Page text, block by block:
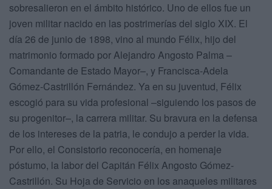
sobresalieron en el ámbito histórico. Uno de ellos fue un
joven militar nacido en las postrimerías del siglo XIX. El
día 26 de junio de 1898, vino al mundo Félix, hijo del
matrimonio formado por Alejandro Angosto Palma –
Comandante de Estado Mayor–, y Francisca-Adela
Gómez-Castrillón Fernández. Ya en su juventud, Félix
escogió para su vida profesional –siguiendo los pasos de
su progenitor–, la carrera militar. Su bravura en la defensa
de los intereses de la patria, le condujo a perder la vida.
Por ello, el Consistorio reconocería, en homenaje
póstumo, la labor del Capitán Félix Angosto Gómez-
Castrillón. Su Hoja de Servicio en los anaqueles militares